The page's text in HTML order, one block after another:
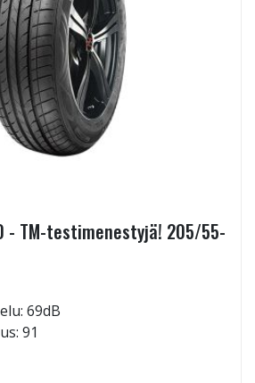
- TM-testimenestyjä! 205/55-
69dB
91